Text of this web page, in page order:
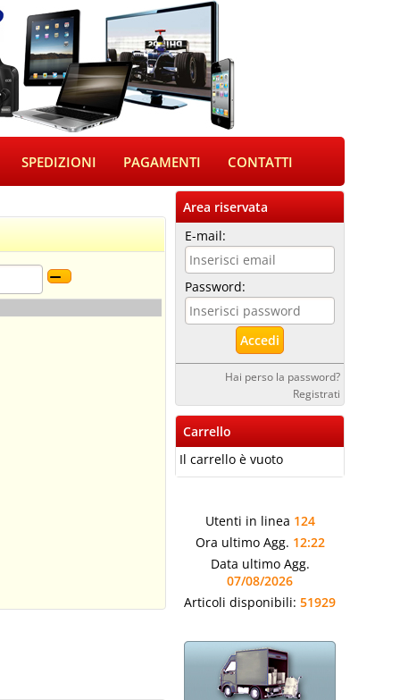
SPEDIZIONI PAGAMENTI CONTATTI
Area riservata
E-mail:
Password:
Hai perso la password?
Registrati
Carrello
Il carrello è vuoto
Utenti in linea 124
Ora ultimo Agg. 12:22
Data ultimo Agg.
07/08/2026
Articoli disponibili: 51929